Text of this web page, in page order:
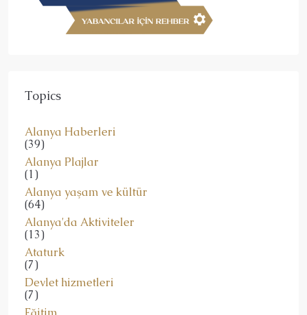
Topics
Alanya Haberleri
(39)
Alanya Plajlar
(1)
Alanya yaşam ve kültür
(64)
Alanya'da Aktiviteler
(13)
Ataturk
(7)
Devlet hizmetleri
(7)